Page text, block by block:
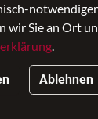
Sie an Ort
.
Ablehnen